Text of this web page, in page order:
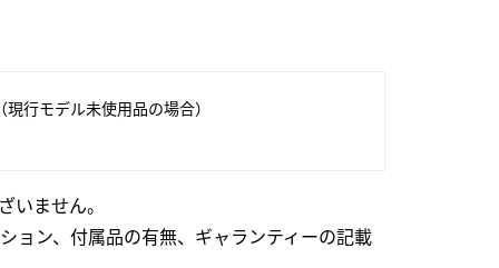
行モデル未使用品の場合）
いません。
ョン、付属品の有無、ギャランティーの記載